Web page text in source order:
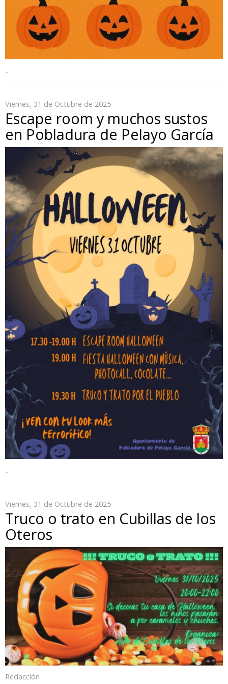
...
Viernes, 31 de Octubre de 2025
Escape room y muchos sustos
en Pobladura de Pelayo García
...
Viernes, 31 de Octubre de 2025
Truco o trato en Cubillas de los
Oteros
Redacción